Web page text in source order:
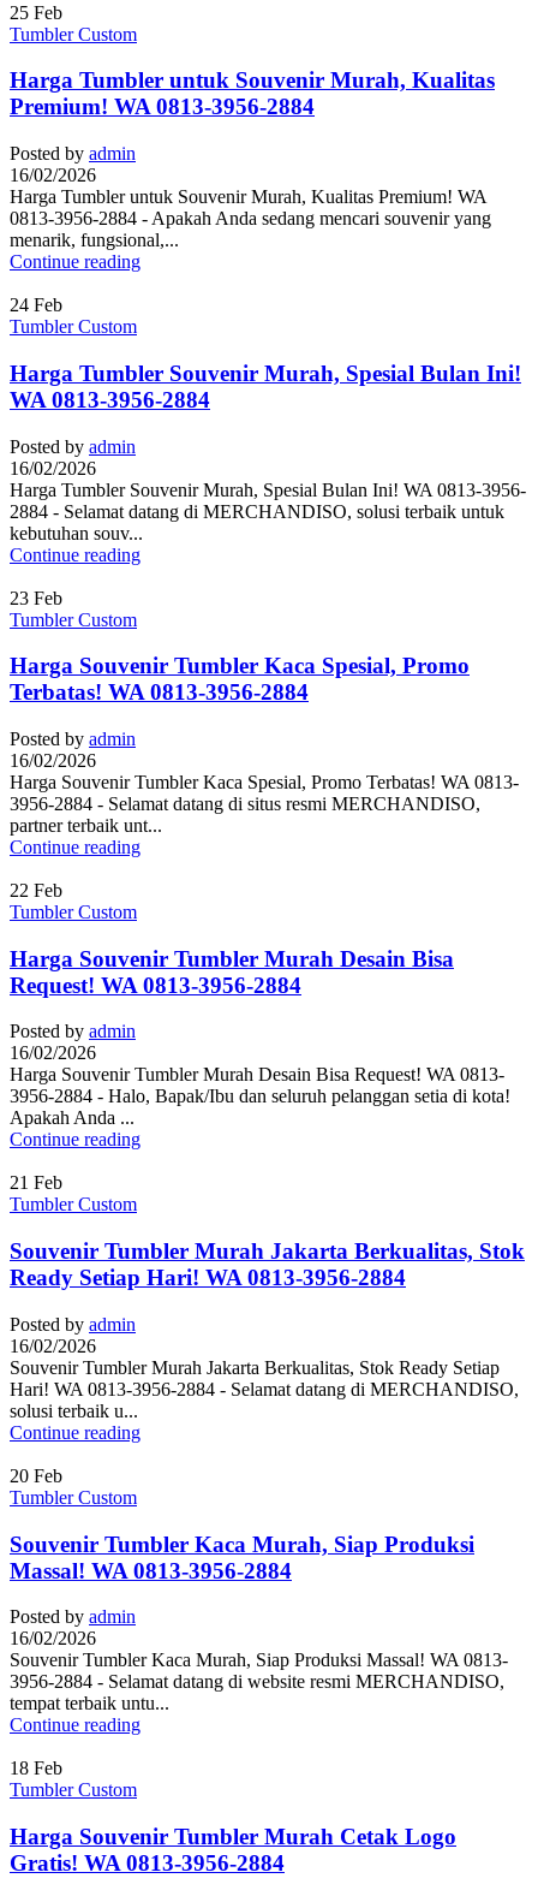
25 Feb
Tumbler Custom
Harga Tumbler untuk Souvenir Murah, Kualitas
Premium! WA 0813-3956-2884
Posted by admin
16/02/2026
Harga Tumbler untuk Souvenir Murah, Kualitas Premium! WA
0813-3956-2884 - Apakah Anda sedang mencari souvenir yang
menarik, fungsional,...
Continue reading
24 Feb
Tumbler Custom
Harga Tumbler Souvenir Murah, Spesial Bulan Ini!
WA 0813-3956-2884
Posted by admin
16/02/2026
Harga Tumbler Souvenir Murah, Spesial Bulan Ini! WA 0813-3956-
2884 - Selamat datang di MERCHANDISO, solusi terbaik untuk
kebutuhan souv...
Continue reading
23 Feb
Tumbler Custom
Harga Souvenir Tumbler Kaca Spesial, Promo
Terbatas! WA 0813-3956-2884
Posted by admin
16/02/2026
Harga Souvenir Tumbler Kaca Spesial, Promo Terbatas! WA 0813-
3956-2884 - Selamat datang di situs resmi MERCHANDISO,
partner terbaik unt...
Continue reading
22 Feb
Tumbler Custom
Harga Souvenir Tumbler Murah Desain Bisa
Request! WA 0813-3956-2884
Posted by admin
16/02/2026
Harga Souvenir Tumbler Murah Desain Bisa Request! WA 0813-
3956-2884 - Halo, Bapak/Ibu dan seluruh pelanggan setia di kota!
Apakah Anda ...
Continue reading
21 Feb
Tumbler Custom
Souvenir Tumbler Murah Jakarta Berkualitas, Stok
Ready Setiap Hari! WA 0813-3956-2884
Posted by admin
16/02/2026
Souvenir Tumbler Murah Jakarta Berkualitas, Stok Ready Setiap
Hari! WA 0813-3956-2884 - Selamat datang di MERCHANDISO,
solusi terbaik u...
Continue reading
20 Feb
Tumbler Custom
Souvenir Tumbler Kaca Murah, Siap Produksi
Massal! WA 0813-3956-2884
Posted by admin
16/02/2026
Souvenir Tumbler Kaca Murah, Siap Produksi Massal! WA 0813-
3956-2884 - Selamat datang di website resmi MERCHANDISO,
tempat terbaik untu...
Continue reading
18 Feb
Tumbler Custom
Harga Souvenir Tumbler Murah Cetak Logo
Gratis! WA 0813-3956-2884